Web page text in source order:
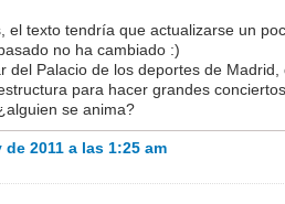
el texto tendría que actualizarse un
no ha cambiado :)
del Palacio de los deportes de Madrid,
para hacer grandes
se anima?
de 2011 a las 1:25 am